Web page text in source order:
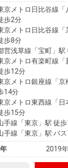
京メトロ日比谷線「
歩2分
京メトロ日比谷線「
歩8分
営浅草線「宝町」駅
京メトロ有楽町線「
歩12分
京メトロ銀座線「京
14分
京メトロ東西線「日
歩15分
手線「東京」駅 徒
手線「東京」駅 バ
2019年